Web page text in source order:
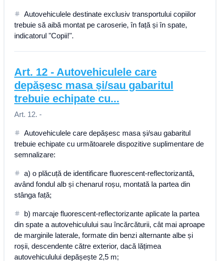
Autovehiculele destinate exclusiv transportului copiilor
trebuie să aibă montat pe caroserie, în față și în spate,
indicatorul "Copii!".
Art. 12 - Autovehiculele care
depășesc masa și/sau gabaritul
trebuie echipate cu...
Art. 12. -
Autovehiculele care depășesc masa și/sau gabaritul
trebuie echipate cu următoarele dispozitive suplimentare de
semnalizare:
a) o plăcuță de identificare fluorescent-reflectorizantă,
având fondul alb și chenarul roșu, montată la partea din
stânga față;
b) marcaje fluorescent-reflectorizante aplicate la partea
din spate a autovehiculului sau încărcăturii, cât mai aproape
de marginile laterale, formate din benzi alternante albe și
roșii, descendente către exterior, dacă lățimea
autovehiculului depășește 2,5 m;